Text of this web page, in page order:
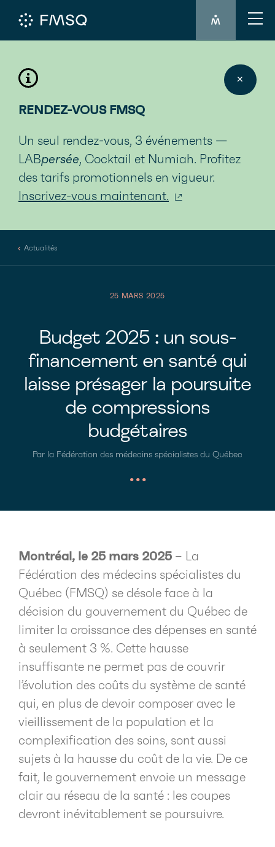
CONNEXION
RENDEZ-VOUS FMSQ
Un seul rendez-vous, 3 événements —
LABpersée, Cocktail et Numiah. Profitez
des tarifs promotionnels en vigueur.
Inscrivez-vous maintenant.
✕
Actualités
25 MARS 2025
Budget 2025 : un sous-
financement en santé qui
laisse présager la poursuite
de compressions
budgétaires
Par la Fédération des médecins spécialistes du Québec
Montréal, le 25 mars 2025 – La
Fédération des médecins spécialistes du
Québec (FMSQ) se désole face à la
décision du gouvernement du Québec de
limiter la croissance des dépenses en santé
à seulement 3 %. Cette hausse
insuffisante ne permet pas de couvrir
l’évolution des coûts du système de santé
qui, en plus de devoir composer avec le
vieillissement de la population et la
complexification des soins, sont aussi
sujets à la hausse du coût de la vie. De ce
fait, le gouvernement envoie un message
clair au réseau de la santé : les coupes
devront inévitablement se poursuivre.